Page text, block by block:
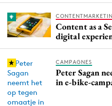
Content as a
digital
CAMPAGNES
Peter Sagan
in e-bike-